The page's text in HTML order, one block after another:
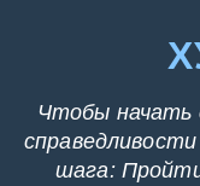
Чтобы начать
шага: